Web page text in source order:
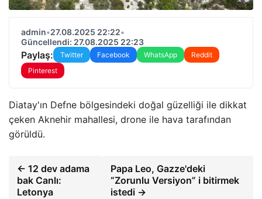
admin•27.08.2025 22:22•
Güncellendi: 27.08.2025 22:23
Paylaş: Twitter Facebook WhatsApp
Reddit
Pinterest
Diatay'ın Defne bölgesindeki doğal güzelliği ile dikkat
çeken Aknehir mahallesi, drone ile hava tarafından
görüldü.
← 12 dev adama
bak Canlı:
Letonya
Papa Leo, Gazze'deki
“Zorunlu Versiyon” i bitirmek
istedi →